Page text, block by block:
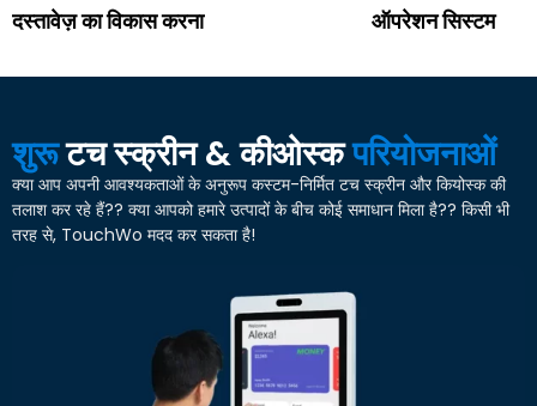
दस्तावेज़ का विकास करना ऑपरेशन सिस्टम
शुरूटच स्क्रीन & कीओस्कपरियोजनाओं
क्या आप अपनी आवश्यकताओं के अनुरूप कस्टम-निर्मित टच स्क्रीन और कियोस्क की
तलाश कर रहे हैं?? क्या आपको हमारे उत्पादों के बीच कोई समाधान मिला है?? किसी भी
तरह से, TouchWo मदद कर सकता है!